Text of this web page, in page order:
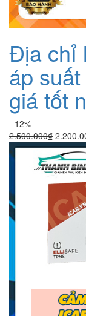
Địa chỉ
áp
giá tốt
- 12%
2.500.000₫ Giá
gốc
là: